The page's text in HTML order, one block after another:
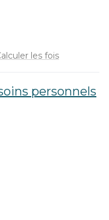
les fois
personnels